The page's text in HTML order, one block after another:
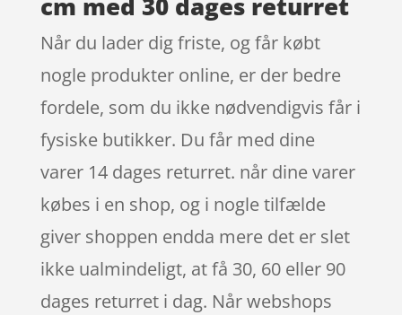
Når du lader dig friste, og får købt
nogle produkter online, er der bedre
fordele, som du ikke nødvendigvis får i
fysiske butikker. Du får med dine
varer 14 dages returret. når dine varer
købes i en shop, og i nogle tilfælde
giver shoppen endda mere det er slet
ikke ualmindeligt, at få 30, 60 eller 90
dages returret i dag. Når webshops